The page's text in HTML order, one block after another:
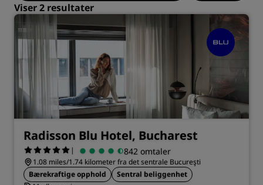
Viser 2 resultater
Radisson Blu Hotel, Bucharest
| 842 omtaler
1.08 miles/1.74 kilometer fra det sentrale Bucureşti
Bærekraftige opphold
Sentral beliggenhet